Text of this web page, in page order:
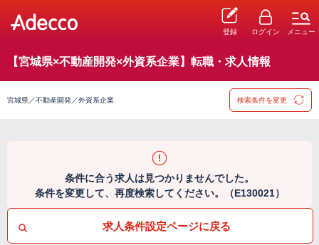
登録 ログイン メニュー
【宮城県×不動産開発×外資系企業】転職・求人情報
宮城県／不動産開発／外資系企業 検索条件を変更
条件に合う求人は見つかりませんでした。
条件を変更して、再度検索してください。（E130021）
求人条件設定ページに戻る